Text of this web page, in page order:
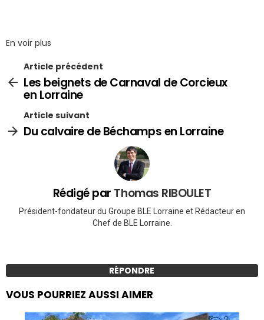
En voir plus
Article précédent
Les beignets de Carnaval de Corcieux
en Lorraine
Article suivant
Du calvaire de Béchamps en Lorraine
Rédigé par Thomas RIBOULET
Président-fondateur du Groupe BLE Lorraine et Rédacteur en
Chef de BLE Lorraine.
RÉPONDRE
VOUS POURRIEZ AUSSI AIMER